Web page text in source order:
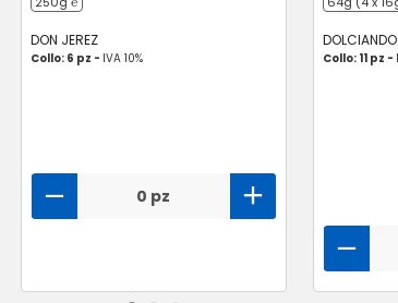
DON JEREZ
Collo: 6 pz - IVA 10%
0 pz
DOLCIANDO
Collo: 11 pz -